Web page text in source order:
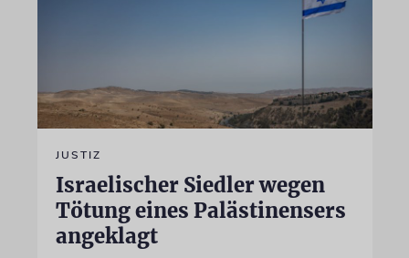
JUSTIZ
Israelischer Siedler wegen
Tötung eines Palästinensers
angeklagt